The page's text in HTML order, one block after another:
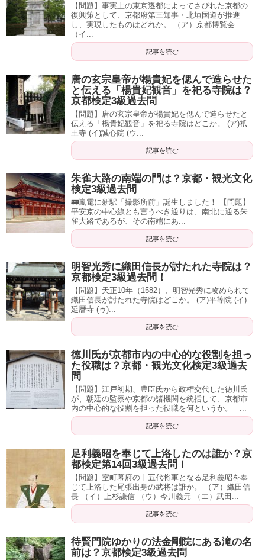
【問題】事実上の東京遷都によってさびれた京都の
復興策として、京都府第三知事・北垣国道が推進
し、実現したものはどれか。 （ア）京都博覧会
（イ...
記事を読む
唐の玄宗皇帝が楊貴妃を偲んで造らせた
と伝える「楊貴妃観音」を祀る寺院は？
京都検定3級過去問
【問題】唐の玄宗皇帝が楊貴妃を偲んで造らせたと
伝える「楊貴妃観音」を祀る寺院はどこか。 (ア)祇
王寺 (イ)誠心院 (ウ...
記事を読む
朱雀大路の南端の門は？京都・観光文化
検定3級過去問
🚃嵐電に新駅「撮影所前」誕生しました！ 【問題】
平安京の中心線とも言うべき通りは、南北に通る朱
雀大路であるが、その南端にあ...
記事を読む
明智光秀に織田信長が討たれた寺院は？
京都検定3級過去問！
【問題】天正10年（1582）、明智光秀に攻められて
織田信長が討たれた寺院はどこか。 (ア)平等院 (イ)
延暦寺 (ゥ)...
記事を読む
徳川氏が京都市内の中心的な役割を担っ
た役職は？京都・観光文化検定3級過去
問
【問題】江戸初期、豊臣氏から政権交代した徳川氏
が、朝廷の監察や京都の諸機関を統括して、京都市
内の中心的な役割を担った役職を何というか。 ...
記事を読む
足利義昭を奉じて上洛したのは誰か？京
都検定第14回3級過去問！
【問題】室町幕府の十五代将軍となる足利義昭を奉
じて上洛した尾張出身の武将は誰か。 （ア）織田信
長 （イ）上杉謙信 （ウ）今川義元 （エ）武田...
記事を読む
待賢門院ゆかりの法金剛院にある滝の名
前は？京都検定3級過去問